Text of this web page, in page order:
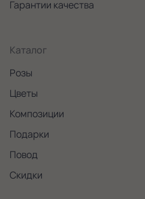
Гарантии качества
Каталог
Розы
Цветы
Композиции
Подарки
Повод
Скидки